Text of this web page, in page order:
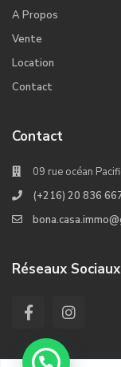
A Propos
Vente
Location
Contact
Contact
09 rue océan
(+216) 20 836
Réseaux